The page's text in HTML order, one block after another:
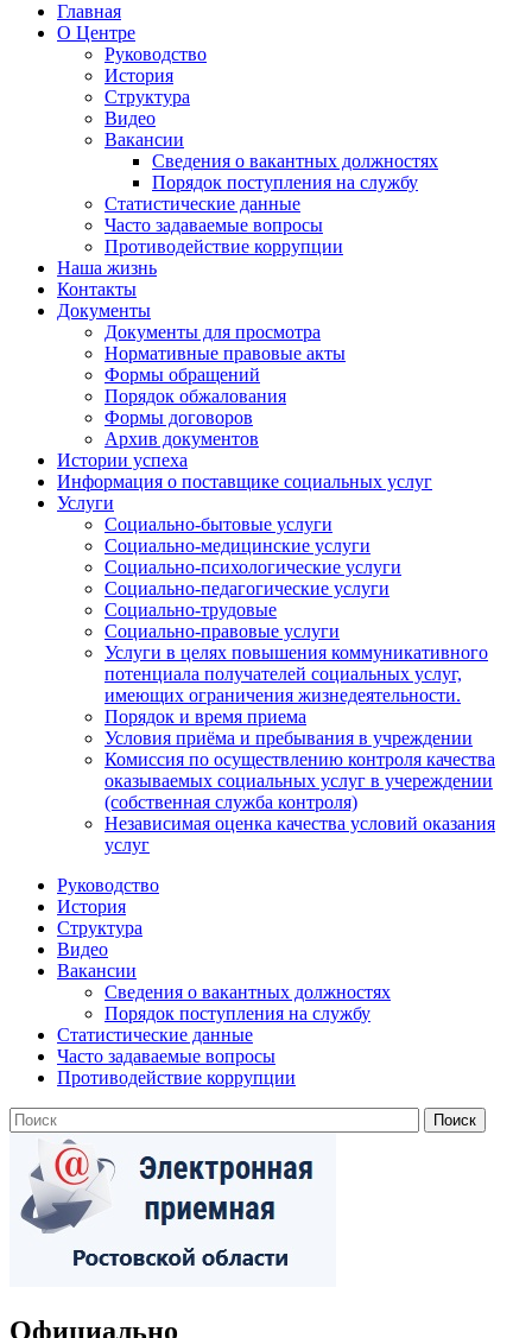
Главная
О Центре
Руководство
История
Структура
Видео
Вакансии
Сведения о вакантных должностях
Порядок поступления на службу
Статистические данные
Часто задаваемые вопросы
Противодействие коррупции
Наша жизнь
Контакты
Документы
Документы для просмотра
Нормативные правовые акты
Формы обращений
Порядок обжалования
Формы договоров
Архив документов
Истории успеха
Информация о поставщике социальных услуг
Услуги
Социально-бытовые услуги
Социально-медицинские услуги
Социально-психологические услуги
Социально-педагогические услуги
Социально-трудовые
Социально-правовые услуги
Услуги в целях повышения коммуникативного
потенциала получателей социальных услуг,
имеющих ограничения жизнедеятельности.
Порядок и время приема
Условия приёма и пребывания в учреждении
Комиссия по осуществлению контроля качества
оказываемых социальных услуг в учереждении
(собственная служба контроля)
Независимая оценка качества условий оказания
услуг
Руководство
История
Структура
Видео
Вакансии
Сведения о вакантных должностях
Порядок поступления на службу
Статистические данные
Часто задаваемые вопросы
Противодействие коррупции
Официально